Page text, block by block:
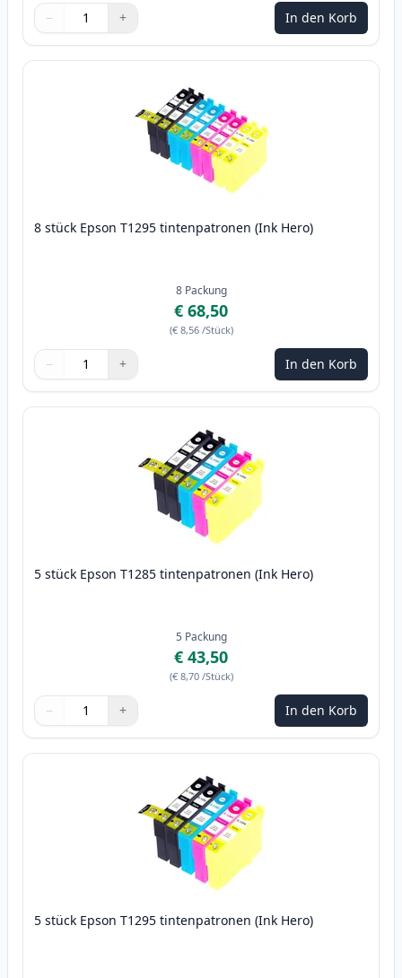
Menge
Verwenden Sie die Tasten, um anzupassen
− +
Menge 1 In den Korb
8 stück Epson T1295 tintenpatronen (Ink Hero)
8 Packung
€ 68,50
(€ 8,56 /Stück)
Menge
Verwenden Sie die Tasten, um anzupassen
− +
Menge 1 In den Korb
5 stück Epson T1285 tintenpatronen (Ink Hero)
5 Packung
€ 43,50
(€ 8,70 /Stück)
Menge
Verwenden Sie die Tasten, um anzupassen
− +
Menge 1 In den Korb
5 stück Epson T1295 tintenpatronen (Ink Hero)